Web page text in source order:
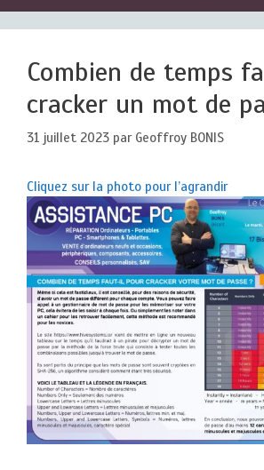
Combien de temps
cracker un mot de
31 juillet 2023 par Geoffroy BONIS
Cliquez sur la photo pour l’agrandir